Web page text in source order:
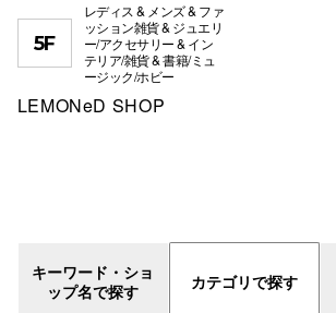
5F
レディス & メンズ & ファ
ッション雑貨 & ジュエリ
ー/アクセサリー & イン
テリア/雑貨 & 書籍/ミュ
ージック/ホビー
LEMONeD SHOP
キーワード・ショ
ップ名で探す
カテゴリで探す